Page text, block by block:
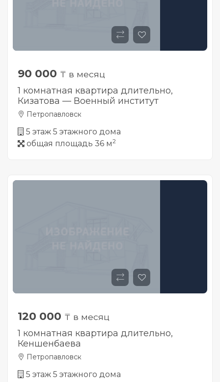
90 000 ₸ в месяц
1 комнатная квартира длительно,
Кизатова — Военный институт
Петропавловск
5 этаж 5 этажного дома
общая площадь 36 м2
120 000 ₸ в месяц
1 комнатная квартира длительно,
Кеншенбаева
Петропавловск
5 этаж 5 этажного дома